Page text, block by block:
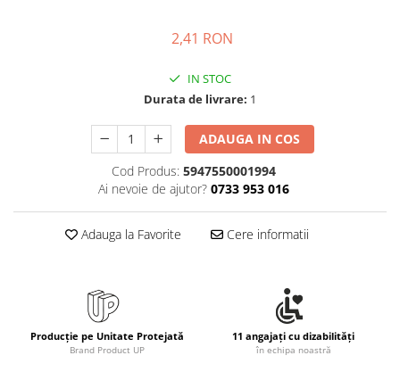
Seturi de scris Premium
Instrumente de scris eco
Creioane mecanice si grafit
Markere diverse
Carioci si creioane colorate
Rezerve instrumente scris
2,41 RON
IN STOC
Durata de livrare: 1
ADAUGA IN COS
Cod Produs: 5947550001994
Ai nevoie de ajutor? 0733 953 016
Adauga la Favorite Cere informatii
Producție pe Unitate Protejată
Brand Product UP
11 angajați cu dizabilități
în echipa noastră